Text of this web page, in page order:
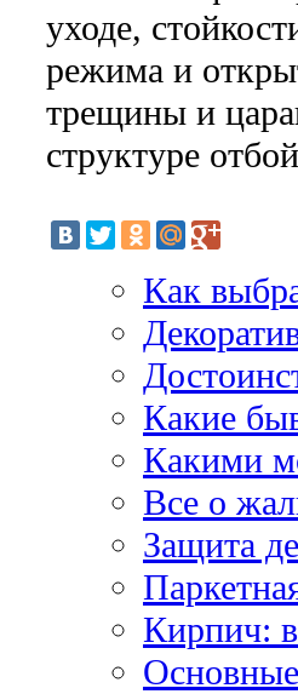
уходе,
режима и
трещины и
структуре
Как
Какие
Какими
Все о
Защита
Кирпич: